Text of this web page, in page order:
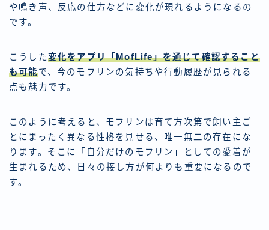
や鳴き声、反応の仕方などに変化が現れるようになるの
です。
こうした変化をアプリ「MofLife」を通じて確認すること
も可能で、今のモフリンの気持ちや行動履歴が見られる
点も魅力です。
このように考えると、モフリンは育て方次第で飼い主ご
とにまったく異なる性格を見せる、唯一無二の存在にな
ります。そこに「自分だけのモフリン」としての愛着が
生まれるため、日々の接し方が何よりも重要になるので
す。